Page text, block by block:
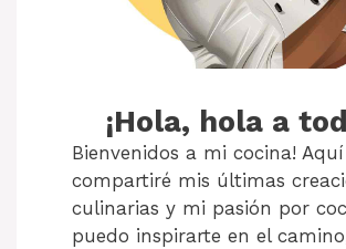
¡Hola, hola a
Bienvenidos a mi cocina! Aquí
compartiré mis últimas
culinarias y mi pasión por
puedo inspirarte en el